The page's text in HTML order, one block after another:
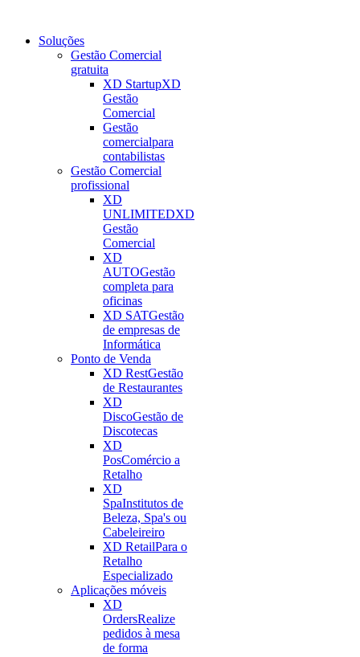
Soluções
Gestão Comercial
gratuita
XD StartupXD
Gestão
Comercial
Gestão
comercialpara
contabilistas
Gestão Comercial
profissional
XD
UNLIMITEDXD
Gestão
Comercial
XD
AUTOGestão
completa para
oficinas
XD SATGestão
de empresas de
Informática
Ponto de Venda
XD RestGestão
de Restaurantes
XD
DiscoGestão de
Discotecas
XD
PosComércio a
Retalho
XD
SpaInstitutos de
Beleza, Spa's ou
Cabeleireiro
XD RetailPara o
Retalho
Especializado
Aplicações móveis
XD
OrdersRealize
pedidos à mesa
de forma